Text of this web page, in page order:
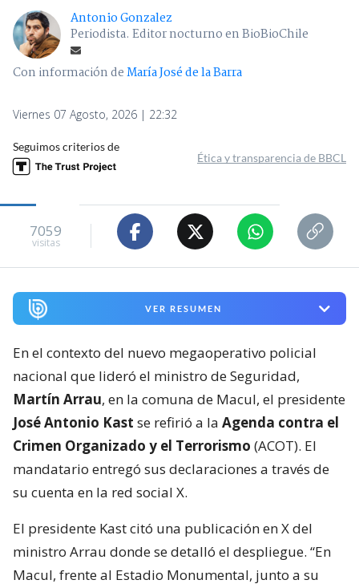
Antonio Gonzalez
Periodista. Editor nocturno en BioBioChile
Con información deMaría José de la Barra
Viernes 07 Agosto, 2026 | 22:32
Seguimos criterios de
Ética y transparencia de BBCL
7059
visitas
VER RESUMEN
En el contexto del nuevo megaoperativo policial
nacional que lideró el ministro de Seguridad,
Martín Arrau, en la comuna de Macul, el presidente
José Antonio Kast se refirió a la Agenda contra el
Crimen Organizado y el Terrorismo (ACOT). El
mandatario entregó sus declaraciones a través de
su cuenta en la red social X.
El presidente Kast citó una publicación en X del
ministro Arrau donde se detalló el despliegue. “En
Macul, frente al Estadio Monumental, junto a su